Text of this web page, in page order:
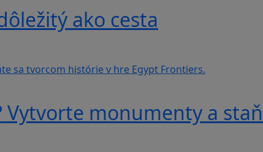
ako cesta
Vytvorte monumenty a